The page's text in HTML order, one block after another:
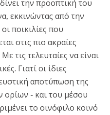
την προοπτική του
εκκινώντας από την
ποικιλίες που
στις πιο ακραίες
τις τελευταίες να είναι
Γιατί οι ίδιες
αποτύπωση της
ορίων - και του μέσου
το οινόφιλο κοινό